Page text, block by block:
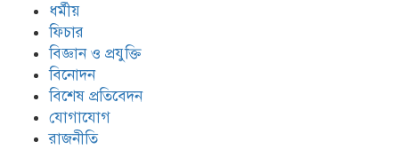
ধর্মীয়
ফিচার
বিজ্ঞান ও প্রযুক্তি
বিনোদন
বিশেষ প্রতিবেদন
যোগাযোগ
রাজনীতি